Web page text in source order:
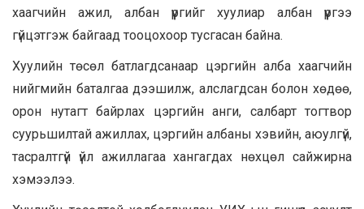
хаагчийн ажил, албан үүргийг хуулиар албан үүргээ
гүйцэтгэж байгаад тооцохоор тусгасан байна.
Хуулийн төсөл батлагдсанаар цэргийн алба хаагчийн
нийгмийн баталгаа дээшилж, алслагдсан болон хөдөө,
орон нутагт байрлах цэргийн анги, салбарт тогтвор
суурьшилтай ажиллах, цэргийн албаны хэвийн, аюулгүй,
тасралтгүй үйл ажиллагаа хангагдах нөхцөл сайжирна
хэмээлээ.